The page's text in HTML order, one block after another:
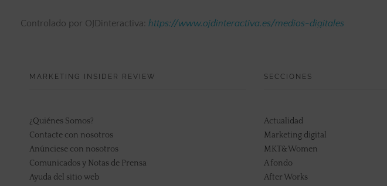
Controlado por OJDinteractiva: https://www.ojdinteractiva.es/medios-digitales
MARKETING INSIDER REVIEW
¿Quiénes Somos?
Contacte con nosotros
Anúnciese con nosotros
Comunicados y Notas de Prensa
Ayuda del sitio web
SECCIONES
Actualidad
Marketing digital
MKT&Women
A fondo
After Works